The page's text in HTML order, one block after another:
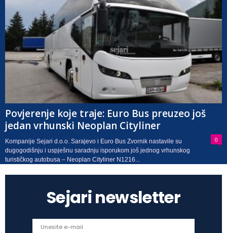
Povjerenje koje traje: Euro Bus preuzeo još
jedan vrhunski Neoplan Cityliner
0
Kompanije Sejari d.o.o. Sarajevo i Euro Bus Zvornik nastavile su
dugogodišnju i uspješnu saradnju isporukom još jednog vrhunskog
turističkog autobusa – Neoplan Cityliner N1216...
Sejari newsletter